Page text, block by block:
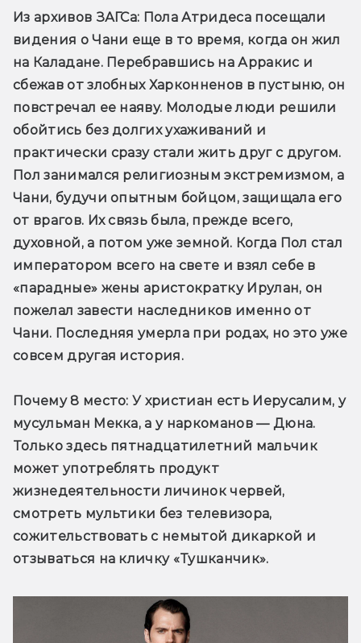
Из архивов ЗАГСа: Пола Атридеса посещали
видения о Чани еще в то время, когда он жил
на Каладане. Перебравшись на Арракис и
сбежав от злобных Харконненов в пустыню, он
повстречал ее наяву. Молодые люди решили
обойтись без долгих ухаживаний и
практически сразу стали жить друг с другом.
Пол занимался религиозным экстремизмом, а
Чани, будучи опытным бойцом, защищала его
от врагов. Их связь была, прежде всего,
духовной, а потом уже земной. Когда Пол стал
императором всего на свете и взял себе в
«парадные» жены аристократку Ирулан, он
пожелал завести наследников именно от
Чани. Последняя умерла при родах, но это уже
совсем другая история.
Почему 8 место: У христиан есть Иерусалим, у
мусульман Мекка, а у наркоманов — Дюна.
Только здесь пятнадцатилетний мальчик
может употреблять продукт
жизнедеятельности личинок червей,
смотреть мультики без телевизора,
сожительствовать с немытой дикаркой и
отзываться на кличку «Тушканчик».